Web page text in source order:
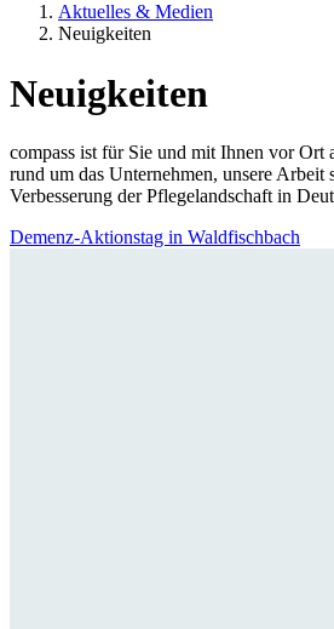
Aktuelles & Medien
Neuigkeiten
Neuigkeiten
compass ist für Sie und mit Ihnen vor
rund um das Unternehmen, unsere Arbeit
Verbesserung der Pflegelandschaft in
Demenz-Aktionstag in Waldfischbach